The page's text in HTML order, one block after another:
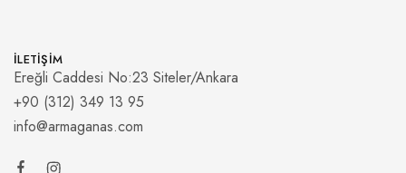
İLETIŞIM
Ereğli Caddesi No:23 Siteler/Ankara
+90 (312) 349 13 95
info@armaganas.com